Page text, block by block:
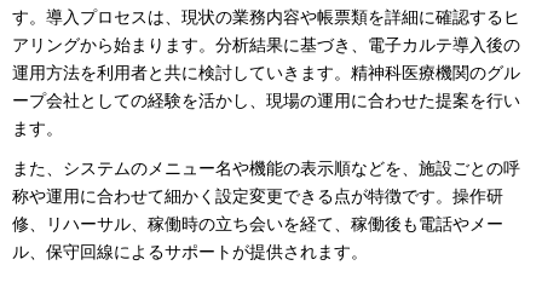
す。導入プロセスは、現状の業務内容や帳票類を詳細に確認するヒ
アリングから始まります。分析結果に基づき、電子カルテ導入後の
運用方法を利用者と共に検討していきます。精神科医療機関のグル
ープ会社としての経験を活かし、現場の運用に合わせた提案を行い
ます。
また、システムのメニュー名や機能の表示順などを、施設ごとの呼
称や運用に合わせて細かく設定変更できる点が特徴です。操作研
修、リハーサル、稼働時の立ち会いを経て、稼働後も電話やメー
ル、保守回線によるサポートが提供されます。